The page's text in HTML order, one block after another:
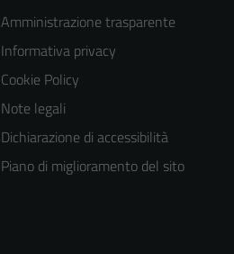
Amministrazione trasparente
Informativa privacy
Cookie Policy
Note legali
Dichiarazione di accessibilità
Piano di miglioramento del sito